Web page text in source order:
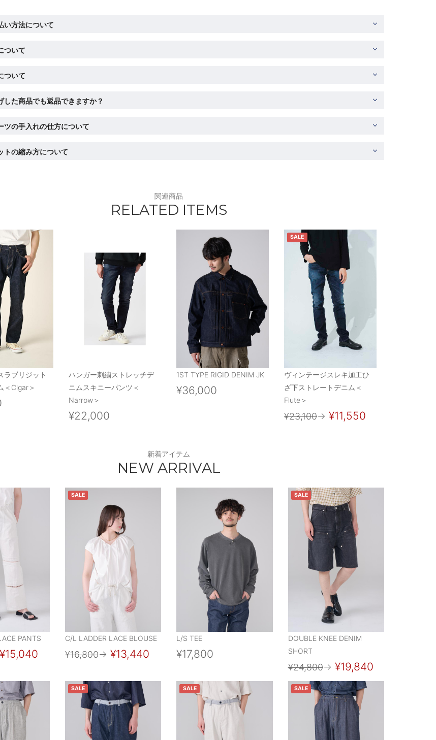
い方法について
ついて
ついて
した商品でも返品できますか？
ツの手入れの仕方について
トの縮み方について
関連商品
RELATED ITEMS
ラブリジット
＜Cigar＞
ハンガー刺繍ストレッチデ
ニムスキニーパンツ＜
Narrow＞
¥22,000
1ST TYPE RIGID DENIM JK
¥36,000
SALE
ヴィンテージスレキ加工ひ
ざ下ストレートデニム＜
Flute＞
¥23,100→ ¥11,550
新着アイテム
NEW ARRIVAL
PANTS
¥15,040
SALE
C/L LADDER LACE BLOUSE
¥16,800→ ¥13,440
L/S TEE
¥17,800
SALE
DOUBLE KNEE DENIM
SHORT
¥24,800→ ¥19,840
SALE SALE SALE